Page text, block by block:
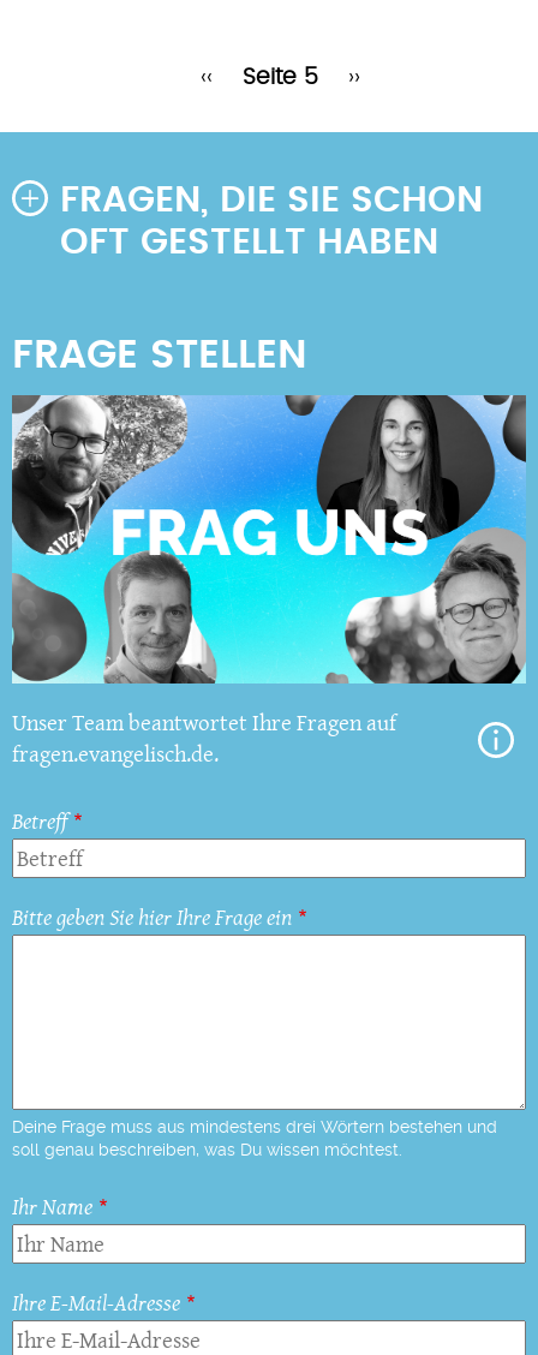
Vorherige
‹‹ Seite 5
Nächste
››
FRAGEN, DIE SIE SCHON
OFT GESTELLT HABEN
Unser Team beantwortet Ihre Fragen auf
fragen.evangelisch.de.
Betreff
Bitte geben Sie hier Ihre Frage ein
Deine Frage muss aus mindestens drei Wörtern bestehen und
soll genau beschreiben, was Du wissen möchtest.
Ihr Name
Ihre E-Mail-Adresse